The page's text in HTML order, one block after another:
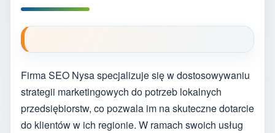
Firma SEO Nysa specjalizuje się w dostosowywaniu
strategii marketingowych do potrzeb lokalnych
przedsiębiorstw, co pozwala im na skuteczne dotarcie
do klientów w ich regionie. W ramach swoich usług